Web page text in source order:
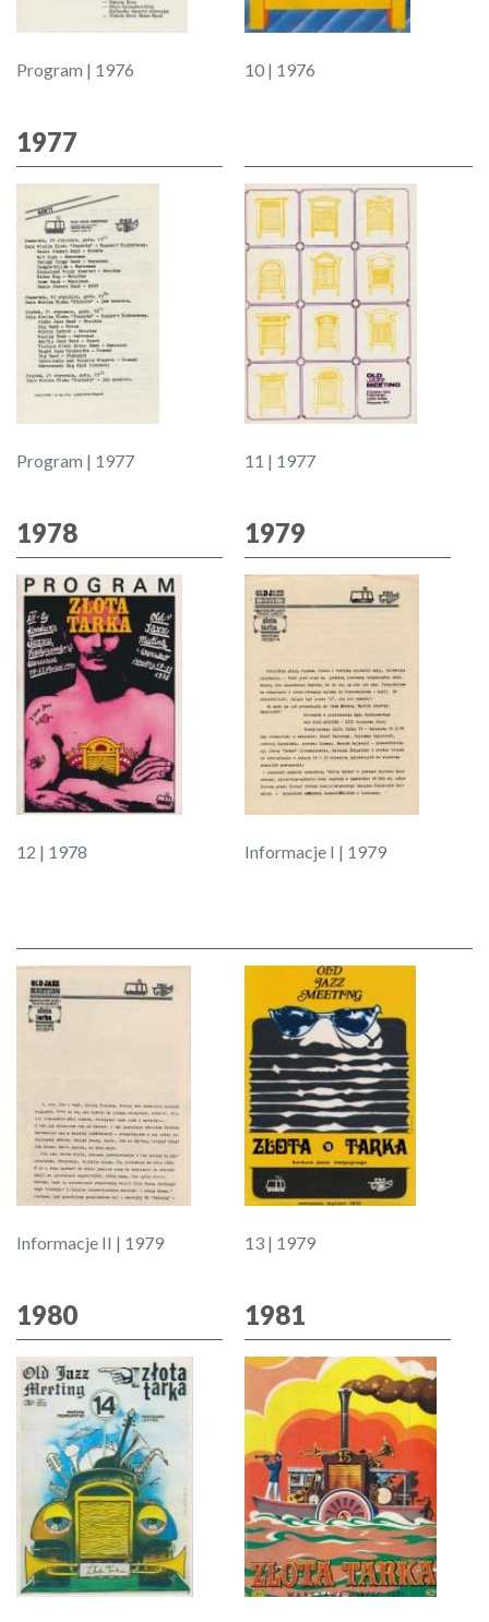
Program | 1976 10 | 1976
1977
Program | 1977 11 | 1977
1978
12 | 1978
1979
Informacje I | 1979
Informacje II | 1979 13 | 1979
1980 1981